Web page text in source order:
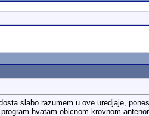
slabo razumem u ove uredjaje,
hvatam obicnom krovnom